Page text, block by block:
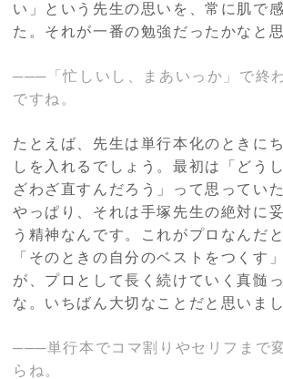
い」という先生の思いを、常に肌で
た。それが一番の勉強だったかなと思
───「忙しいし、まあいっか」で終
ですね。
たとえば、先生は単行本化のときに
しを入れるでしょう。最初は「どう
ざわざ直すんだろう」って思ってい
やっぱり、それは手塚先生の絶対に
う精神なんです。これがプロなんだ
「そのときの自分のベストをつくす
が、プロとして長く続けていく真髄
な。いちばん大切なことだと思いまし
───単行本でコマ割りやセリフまで
らね。